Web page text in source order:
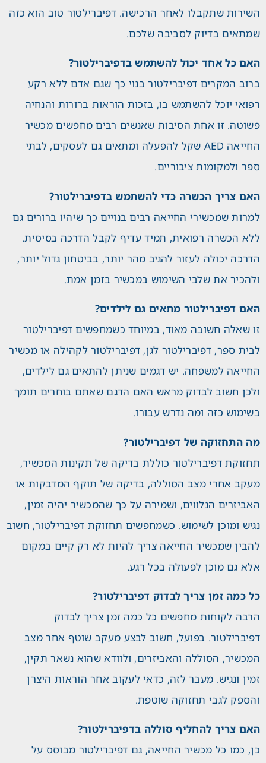
השירות שתקבלו לאחר הרכישה. דפיברילטור טוב הוא כזה
שמתאים בדיוק לסביבה שלכם.
האם כל אחד יכול להשתמש בדפיברילטור?
ברוב המקרים דפיברילטור בנוי כך שגם אדם ללא רקע
רפואי יוכל להשתמש בו, בזכות הוראות ברורות והנחיה
פשוטה. זו אחת הסיבות שאנשים רבים מחפשים מכשיר
החייאה AED שקל להפעלה ומתאים גם לעסקים, לבתי
ספר ולמקומות ציבוריים.
האם צריך הכשרה כדי להשתמש בדפיברילטור?
למרות שמכשירי החייאה רבים בנויים כך שיהיו ברורים גם
ללא הכשרה רפואית, תמיד עדיף לקבל הדרכה בסיסית.
הדרכה יכולה לעזור להגיב מהר יותר, בביטחון גדול יותר,
ולהכיר את שלבי השימוש במכשיר בזמן אמת.
האם דפיברילטור מתאים גם לילדים?
זו שאלה חשובה מאוד, במיוחד כשמחפשים דפיברילטור
לבית ספר, דפיברילטור לגן, דפיברילטור לקהילה או מכשיר
החייאה למשפחה. יש דגמים שניתן להתאים גם לילדים,
ולכן חשוב לבדוק מראש האם הדגם שאתם בוחרים תומך
בשימוש כזה ומה נדרש עבורו.
מה התחזוקה של דפיברילטור?
תחזוקת דפיברילטור כוללת בדיקה של תקינות המכשיר,
מעקב אחרי מצב הסוללה, בדיקה של תוקף המדבקות או
האביזרים הנלווים, ושמירה על כך שהמכשיר יהיה זמין,
נגיש ומוכן לשימוש. כשמחפשים תחזוקת דפיברילטור, חשוב
להבין שמכשיר החייאה צריך להיות לא רק קיים במקום
אלא גם מוכן לפעולה בכל רגע.
כל כמה זמן צריך לבדוק דפיברילטור?
הרבה לקוחות מחפשים כל כמה זמן צריך לבדוק
דפיברילטור. בפועל, חשוב לבצע מעקב שוטף אחר מצב
המכשיר, הסוללה והאביזרים, ולוודא שהוא נשאר תקין,
זמין ונגיש. מעבר לזה, כדאי לעקוב אחר הוראות היצרן
והספק לגבי תחזוקה שוטפת.
האם צריך להחליף סוללה בדפיברילטור?
כן, כמו כל מכשיר החייאה, גם דפיברילטור מבוסס על